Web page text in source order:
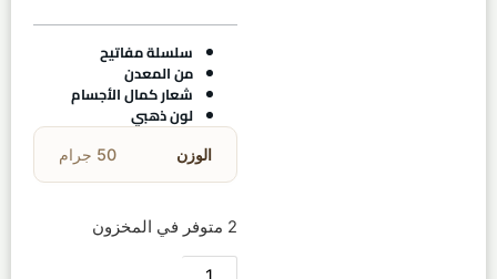
سلسلة مفاتيح
من المعدن
شعار كمال الأجسام
لون ذهبي
الوزن 50 جرام
2 متوفر في المخزون